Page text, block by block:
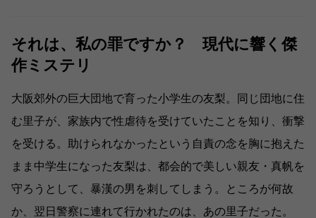
それは、私の罪ですか？ 現代に響く傑
作ミステリ
大阪郊外の巨大団地で育った小学生の友梨。同じ団地に住
む里子が、家族内で性虐待を受けていたことを知り、衝撃
を受ける。助けられなかったという自責の念を胸に抱えた
まま中学生になった友梨は、都会的で美しい親友・真帆を
守ろうとして、暴漢の男を刺してしまう。ところが何故
か、翌日警察に連れて行かれたのは、あの里子だった。